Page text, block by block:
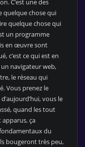
C’est une des
quelque chose qui
quelque chose qui
un programme
en œuvre sont
c’est ce qui est en
navigateur web,
le réseau qui
Vous prenez le
vous le
quand les tout
ça
du
bougeront très peu,